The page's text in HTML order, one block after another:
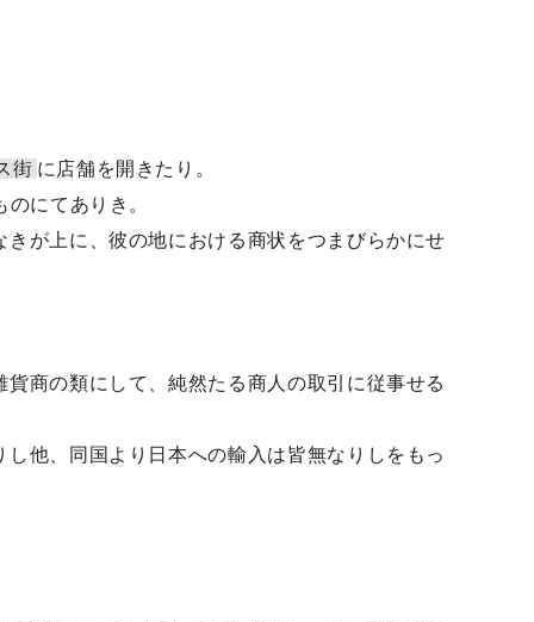
街 に店舗を開きたり。
にてありき。
が上に、彼の地における商状をつまびらかにせ
商の類にして、純然たる商人の取引に従事せる
他、同国より日本への輸入は皆無なりしをもっ